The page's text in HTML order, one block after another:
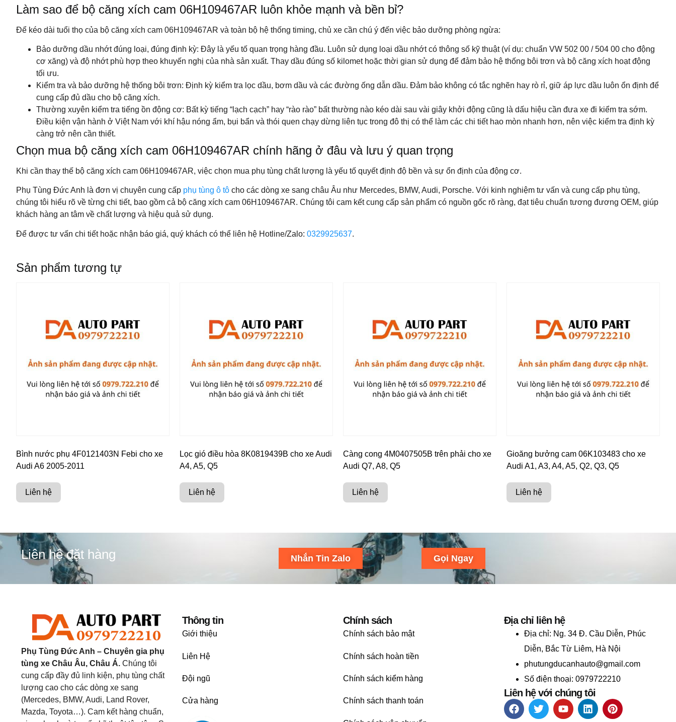
Làm sao để bộ căng xích cam 06H109467AR luôn khỏe mạnh và bền bỉ?
Để kéo dài tuổi thọ của bộ căng xích cam 06H109467AR và toàn bộ hệ thống timing, chủ xe cần chú ý đến việc bảo dưỡng phòng ngừa:
Bảo dưỡng dầu nhớt đúng loại, đúng định kỳ: Đây là yếu tố quan trọng hàng đầu. Luôn sử dụng loại dầu nhớt có thông số kỹ thuật (ví dụ: chuẩn VW 502 00 / 504 00 cho động
cơ xăng) và độ nhớt phù hợp theo khuyến nghị của nhà sản xuất. Thay dầu đúng số kilomet hoặc thời gian sử dụng để đảm bảo hệ thống bôi trơn và bộ căng xích hoạt động
tối ưu.
Kiểm tra và bảo dưỡng hệ thống bôi trơn: Định kỳ kiểm tra lọc dầu, bơm dầu và các đường ống dẫn dầu. Đảm bảo không có tắc nghẽn hay rò rỉ, giữ áp lực dầu luôn ổn định để
cung cấp đủ dầu cho bộ căng xích.
Thường xuyên kiểm tra tiếng ồn động cơ: Bất kỳ tiếng “lạch cạch” hay “rào rào” bất thường nào kéo dài sau vài giây khởi động cũng là dấu hiệu cần đưa xe đi kiểm tra sớm.
Điều kiện vận hành ở Việt Nam với khí hậu nóng ẩm, bụi bẩn và thói quen chạy dừng liên tục trong đô thị có thể làm các chi tiết hao mòn nhanh hơn, nên việc kiểm tra định kỳ
càng trở nên cần thiết.
Chọn mua bộ căng xích cam 06H109467AR chính hãng ở đâu và lưu ý quan trọng
Khi cần thay thế bộ căng xích cam 06H109467AR, việc chọn mua phụ tùng chất lượng là yếu tố quyết định độ bền và sự ổn định của động cơ.
Phụ Tùng Đức Anh là đơn vị chuyên cung cấp phụ tùng ô tô cho các dòng xe sang châu Âu như Mercedes, BMW, Audi, Porsche. Với kinh nghiệm tư vấn và cung cấp phụ tùng,
chúng tôi hiểu rõ về từng chi tiết, bao gồm cả bộ căng xích cam 06H109467AR. Chúng tôi cam kết cung cấp sản phẩm có nguồn gốc rõ ràng, đạt tiêu chuẩn tương đương OEM, giúp
khách hàng an tâm về chất lượng và hiệu quả sử dụng.
Để được tư vấn chi tiết hoặc nhận báo giá, quý khách có thể liên hệ Hotline/Zalo: 0329925637.
Sản phẩm tương tự
Bình nước phụ 4F0121403N Febi cho xe
Audi A6 2005-2011
Liên hệ
Lọc gió điều hòa 8K0819439B cho xe Audi
A4, A5, Q5
Liên hệ
Càng cong 4M0407505B trên phải cho xe
Audi Q7, A8, Q5
Liên hệ
Gioăng bưởng cam 06K103483 cho xe
Audi A1, A3, A4, A5, Q2, Q3, Q5
Liên hệ
Liên hệ đặt hàng Nhắn Tin Zalo Gọi Ngay
Phụ Tùng Đức Anh – Chuyên gia phụ
tùng xe Châu Âu, Châu Á. Chúng tôi
cung cấp đầy đủ linh kiện, phụ tùng chất
lượng cao cho các dòng xe sang
(Mercedes, BMW, Audi, Land Rover,
Mazda, Toyota…). Cam kết hàng chuẩn,
Thông tin
Giới thiệu
Liên Hệ
Đội ngũ
Cửa hàng
Chính sách
Chính sách bảo mật
Chính sách hoàn tiền
Chính sách kiểm hàng
Chính sách thanh toán
Địa chỉ liên hệ
Địa chỉ: Ng. 34 Đ. Cầu Diễn, Phúc
Diễn, Bắc Từ Liêm, Hà Nội
phutungducanhauto@gmail.com
Số điện thoại: 0979722210
Liên hệ với chúng tôi